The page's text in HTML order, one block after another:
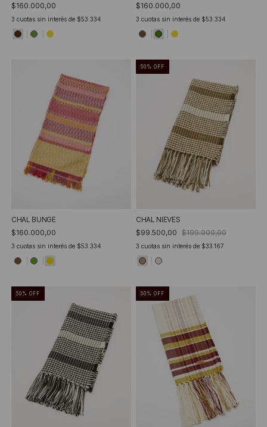
$160.000,00
3 cuotas sin interés de $53.334
$160.000,00
3 cuotas sin interés de $53.334
CHAL BUNGE
$160.000,00
3 cuotas sin interés de $53.334
50 % OFF
CHAL NIEVES
$99.500,00 $199.000,00
3 cuotas sin interés de $33.167
50 % OFF 50 % OFF